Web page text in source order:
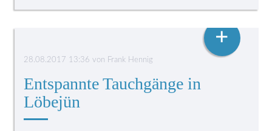
28.08.2017 13:36 von Frank Hennig
Entspannte Tauchgänge in
Löbejün
+